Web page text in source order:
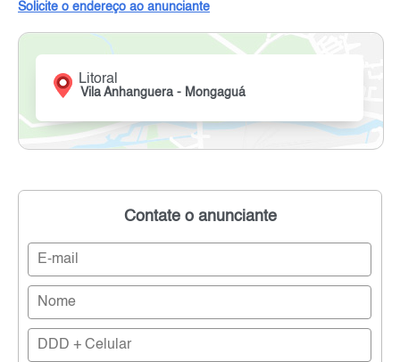
Solicite o endereço ao anunciante
Litoral
Vila Anhanguera - Mongaguá
Contate o anunciante